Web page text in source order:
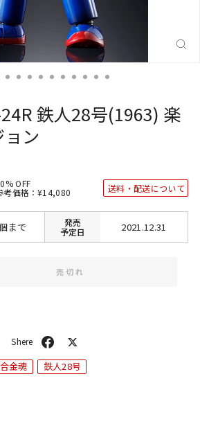
鉄人28号(1963) 楽
ン
OFF
考価格：通
価
¥14,080
格
送料・配送について
まで
発売
予定日
2021.12.31
売切れ
シ
ア
ト
金魂 鉄人28号